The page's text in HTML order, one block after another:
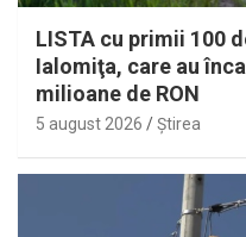
LISTA cu primii 100
Ialomiţa, care au
milioane de RON
5 august 2026 Ştirea